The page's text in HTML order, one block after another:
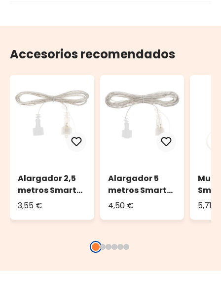
Accesorios recomendados
Alargador 2,5
metros Smart
Connect
3,55 €
Alargador 5
metros Smart
Connect
4,50 €
2
5,71 €